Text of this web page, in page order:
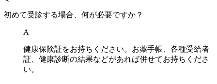
初めて受診する場合、何が必要ですか？
A
健康保険証をお持ちください。お薬手帳、各種受給者
証、健康診断の結果などがあれば併せてお持ちくださ
い。